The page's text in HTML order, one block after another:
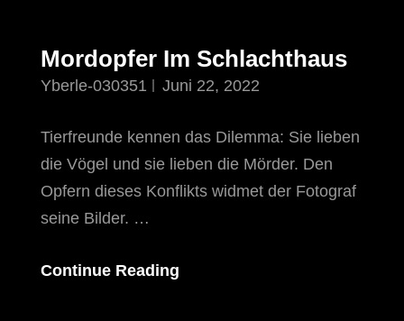
Mordopfer Im Schlachthaus
Yberle-030351 Juni 22, 2022
Tierfreunde kennen das Dilemma: Sie lieben
die Vögel und sie lieben die Mörder. Den
Opfern dieses Konflikts widmet der Fotograf
seine Bilder. …
Continue Reading